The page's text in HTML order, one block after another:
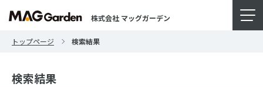
株式会社 マッグガーデン
トップページ 検索結果
検索結果